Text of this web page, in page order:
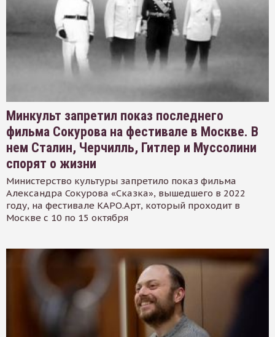
Минкульт запретил показ последнего
фильма Сокурова на фестивале в Москве. В
нем Сталин, Черчилль, Гитлер и Муссолини
спорят о жизни
Министерство культуры запретило показ фильма
Александра Сокурова «Сказка», вышедшего в 2022
году, на фестивале КАРО.Арт, который проходит в
Москве с 10 по 15 октября